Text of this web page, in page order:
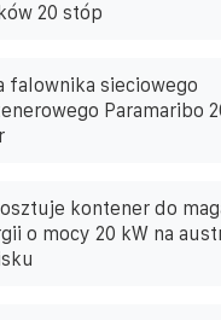
20 stóp
falownika sieciowego
Paramaribo
kontener do
o mocy 20 kW na